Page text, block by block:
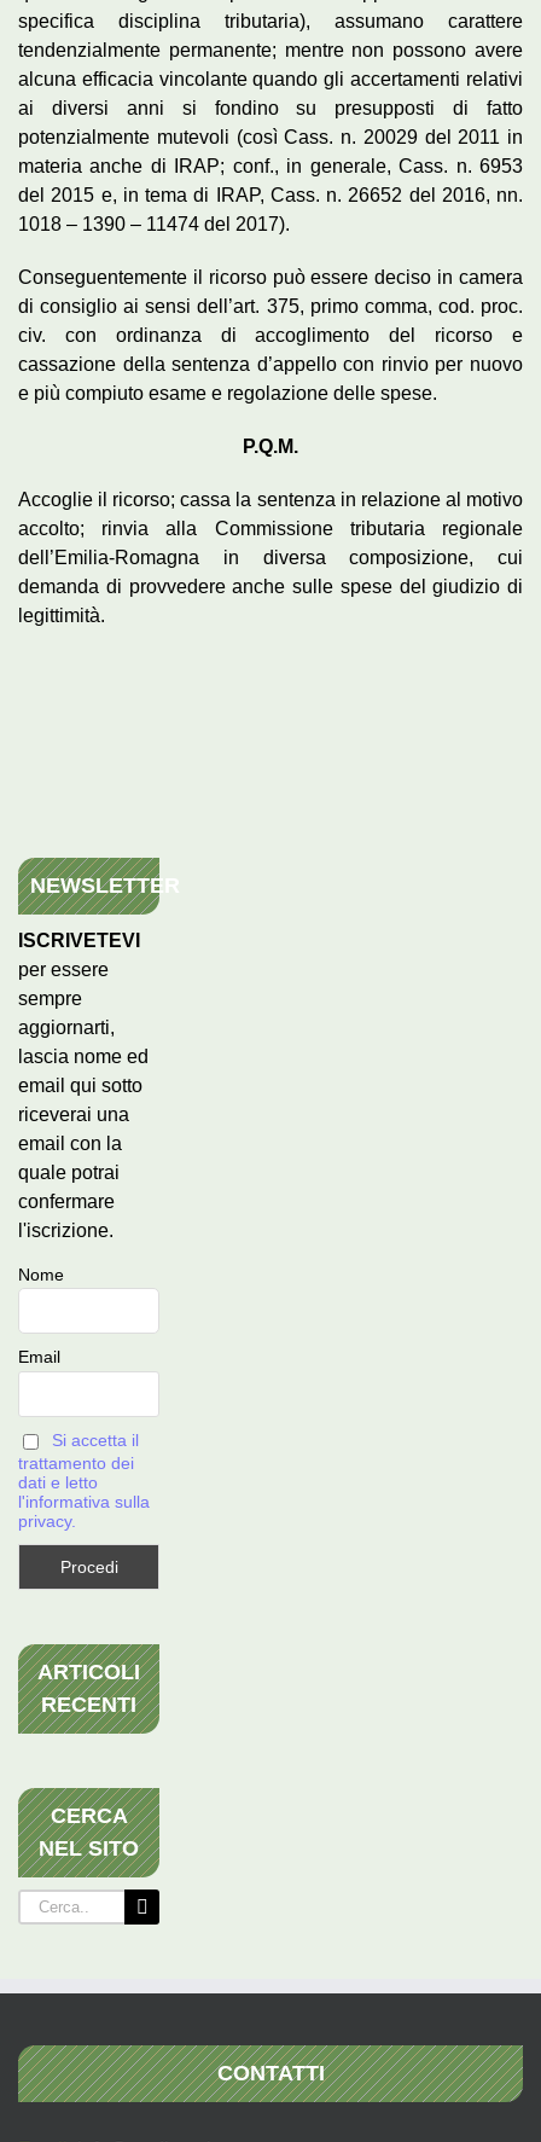
specifica disciplina tributaria), assumano carattere
tendenzialmente permanente; mentre non possono avere
alcuna efficacia vincolante quando gli accertamenti relativi
ai diversi anni si fondino su presupposti di fatto
potenzialmente mutevoli (così Cass. n. 20029 del 2011 in
materia anche di IRAP; conf., in generale, Cass. n. 6953
del 2015 e, in tema di IRAP, Cass. n. 26652 del 2016, nn.
1018 – 1390 – 11474 del 2017).
Conseguentemente il ricorso può essere deciso in camera
di consiglio ai sensi dell’art. 375, primo comma, cod. proc.
civ. con ordinanza di accoglimento del ricorso e
cassazione della sentenza d’appello con rinvio per nuovo
e più compiuto esame e regolazione delle spese.
P.Q.M.
Accoglie il ricorso; cassa la sentenza in relazione al motivo
accolto; rinvia alla Commissione tributaria regionale
dell’Emilia-Romagna in diversa composizione, cui
demanda di provvedere anche sulle spese del giudizio di
legittimità.
NEWSLETTER
ISCRIVETEVI
per essere
sempre
aggiornarti,
lascia nome ed
email qui sotto
riceverai una
email con la
quale potrai
confermare
l'iscrizione.
Nome
Email
Si accetta il
trattamento dei
dati e letto
l'informativa sulla
privacy.
ARTICOLI
RECENTI
CERCA
NEL SITO
Cerca
per:
CONTATTI